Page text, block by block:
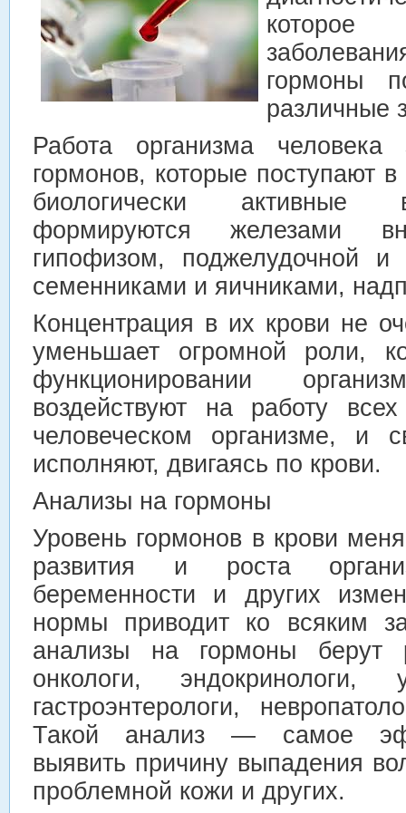
которое
гормоны
различные
Работа организма человека
гормонов, которые поступают
биологически активные
формируются железами
гипофизом, поджелудочной и
семенниками и яичниками,
Концентрация в их крови не
уменьшает огромной роли,
функционировании
воздействуют на работу
человеческом организме, и
исполняют, двигаясь по крови.
Анализы на гормоны
Уровень гормонов в крови
развития и роста
беременности и других
нормы приводит ко всяким
анализы на гормоны берут
онкологи, эндокринологи,
гастроэнтерологи,
Такой анализ — самое
выявить причину выпадения
проблемной кожи и других.